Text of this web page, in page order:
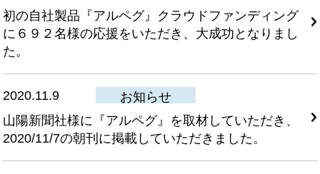
初の自社製品『アルペグ』クラウドファンディング
に６９２名様の応援をいただき、大成功となりまし
た。
2020.11.9
お知らせ
山陽新聞社様に『アルペグ』を取材していただき、
2020/11/7の朝刊に掲載していただきました。